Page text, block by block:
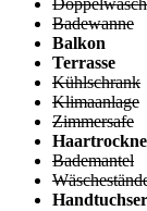
Badewanne
Balkon
Terrasse
Kühlschrank
Klimaanlage
Zimmersafe
Bademantel